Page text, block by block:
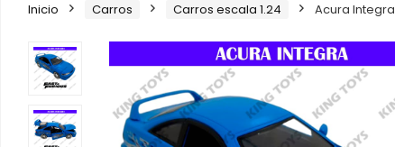
Inicio Carros Carros escala 1.24 Acura